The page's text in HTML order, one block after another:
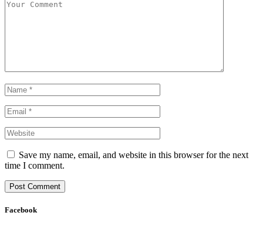
Save my name, email, and website in this browser for the next
time I comment.
Facebook